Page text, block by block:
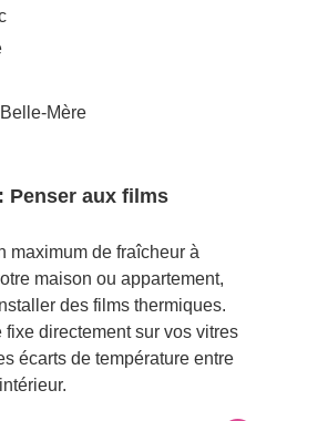
Mère
Penser aux films
maximum de fraîcheur à
maison ou appartement,
des films thermiques.
fixe directement sur vos vitres
écarts de température entre